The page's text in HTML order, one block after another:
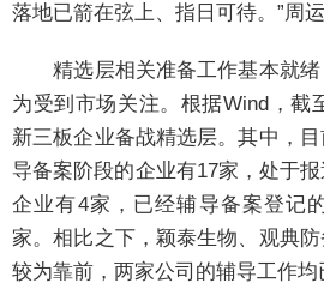
落地已箭在弦上、指日可待。”周
精选层相关准备工作基本就绪
为受到市场关注。根据Wind，截
新三板企业备战精选层。其中，
导备案阶段的企业有17家，处于
企业有4家，已经辅导备案登记
家。相比之下，颖泰生物、观典
较为靠前，两家公司的辅导工作均